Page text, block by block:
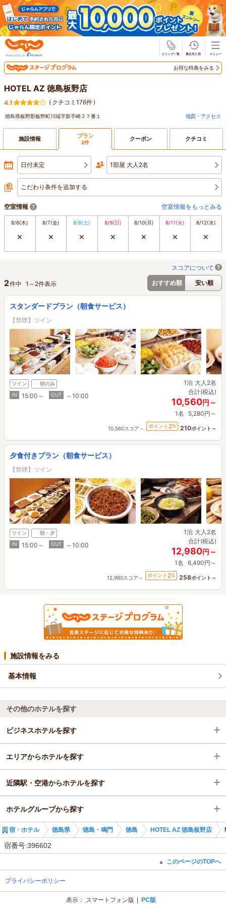
お得な特典をみる
HOTEL AZ 徳島板野店
4.1 ( クチコミ176件)
徳島県板野郡板野町川端字新手崎２７番１ 地図・アクセス
施設情報 プラン
2件 クーポン クチコミ
日付未定 1部屋 大人2名
こだわり条件を追加する
空室情報 空室情報をもっとみる
8/6(木)
×
8/7(金)
×
8/8(土)
×
8/9(日)
×
8/10(月)
×
8/11(火)
×
8/12(水)
×
スコアについて
おすすめ順
安い順
2件中 1 ～ 2件表示
スタンダードプラン（朝食サービス）
【禁煙】ツイン
ツイン
朝のみ
IN
15:00～ OUT ～10:00
1泊 大人2名
合計(税込)
10,560円～
1名 5,280円～
10,560スコア～ ポイント 2% 210ポイント～
夕食付きプラン（朝食サービス）
【禁煙】ツイン
ツイン
朝・夕
IN
15:00～ OUT ～10:00
1泊 大人2名
合計(税込)
12,980円～
1名 6,490円～
12,980スコア～ ポイント 2% 258ポイント～
施設情報をみる
基本情報
その他のホテルを探す
ビジネスホテルを探す
徳島県
徳島・鳴門
徳島
板野駅
エリアからホテルを探す
徳島県
徳島・鳴門
徳島
近隣駅・空港からホテルを探す
板野駅
勝瑞駅
ホテルグループから探す
全国のAZ HOTEL チェーン
宿・ホテル 徳島県 徳島・鳴門 徳島 HOTEL AZ 徳島板野店
宿番号:396602
▲ このページのTOPへ
プライバシーポリシー
表示： スマートフォン版 PC版